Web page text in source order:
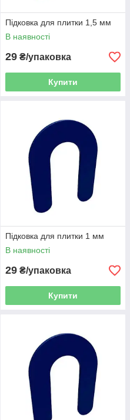
Підковка для плитки 1,5 мм
В наявності
29 ₴/упаковка
Купити
Підковка для плитки 1 мм
В наявності
29 ₴/упаковка
Купити